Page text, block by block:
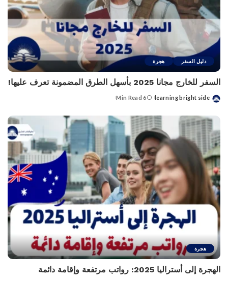
دليل السفر هجرة
السفر للخارج مجانا 2025 بأسهل الطرق المضمونة تعرف عليها!
Posted
learning bright side
6 Min Read
هجرة
الهجرة إلى أستراليا 2025: رواتب مرتفعة وإقامة دائمة